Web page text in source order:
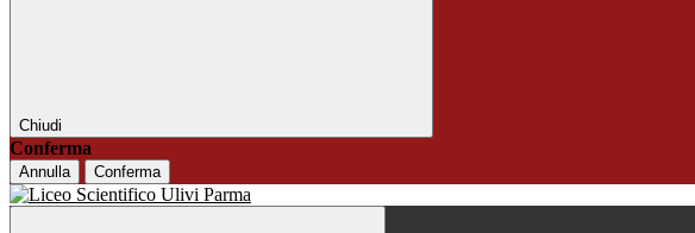
Chiudi
Conferma
Annulla Conferma